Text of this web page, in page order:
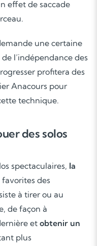
effet de saccade
une certaine
l’indépendance des
profitera des
Anacours pour
technique.
des solos
spectaculaires, la
favorites des
à tirer ou au
de façon à
et obtenir un
plus